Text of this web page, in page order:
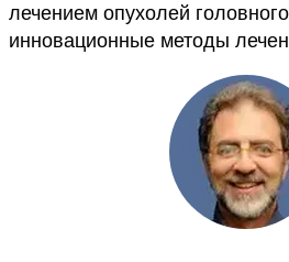
лечением опухолей
инновационные методы